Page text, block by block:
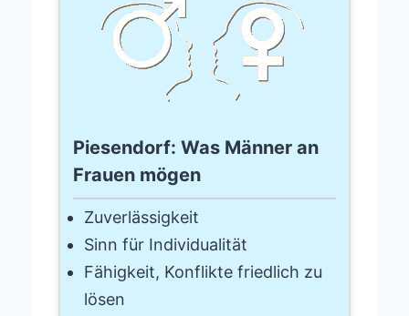
Piesendorf: Was Männer an
Frauen mögen
Zuverlässigkeit
Sinn für Individualität
Fähigkeit, Konflikte friedlich zu
lösen